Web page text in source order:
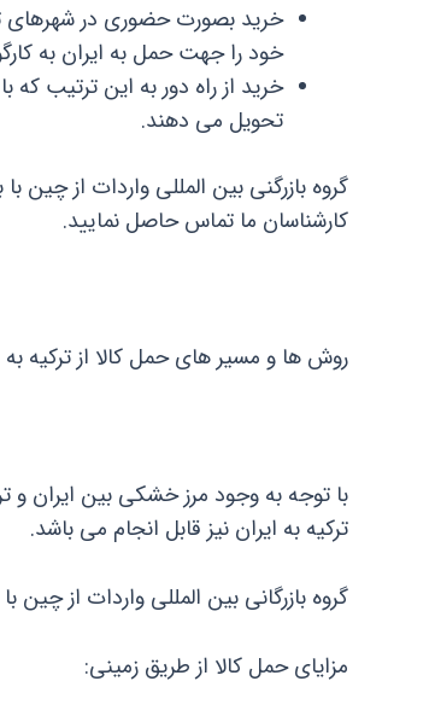
خرید بصورت حضوری در شهرهای
خود را جهت حمل به ایران به
خرید از راه دور به این ترتیب
تحویل می دهند.
گروه بازرگنی بین المللی واردات از
کارشناسان ما تماس حاصل نمایید.
روش ها و مسیر های حمل کالا از ترکیه به
با توجه به وجود مرز خشکی بین ایران و
ترکیه به ایران نیز قابل انجام می باشد.
گروه بازرگانی بین المللی واردات از چین
مزایای حمل کالا از طریق زمینی: